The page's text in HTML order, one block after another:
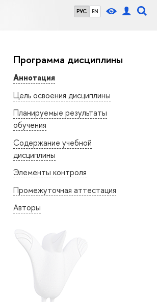
РУС EN
Программа дисциплины
Аннотация
Цель освоения дисциплины
Планируемые результаты
обучения
Содержание учебной
дисциплины
Элементы контроля
Промежуточная аттестация
Авторы